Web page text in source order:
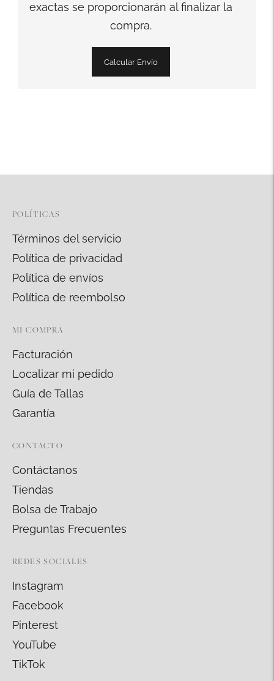
exactas se proporcionarán al finalizar la
compra.
Calcular Envío
POLÍTICAS
Términos del servicio
Política de privacidad
Política de envíos
Política de reembolso
MI COMPRA
Facturación
Localizar mi pedido
Guía de Tallas
Garantía
CONTACTO
Contáctanos
Tiendas
Bolsa de Trabajo
Preguntas Frecuentes
REDES SOCIALES
Instagram
Facebook
Pinterest
YouTube
TikTok